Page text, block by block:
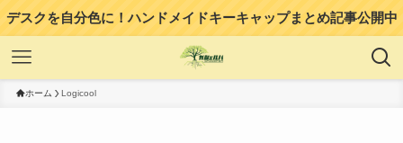
デスクを自分色に！ハンドメイドキーキャップまとめ記事公開中
ホーム Logicool